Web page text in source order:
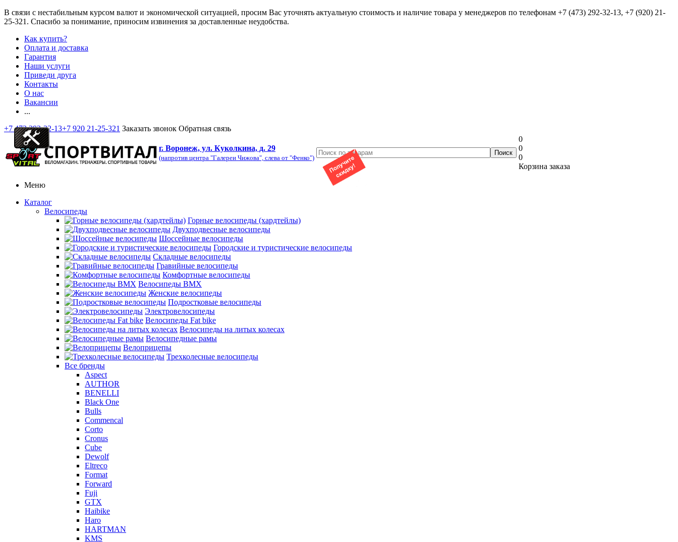
В связи с нестабильным курсом валют и экономической ситуацией, просим Вас уточнять актуальную стоимость и наличие товара у менеджеров по телефонам +7 (473) 292-32-13, +7 (920) 21-
25-321 . Спасибо за понимание, приносим извинения за доставленные неудобства.
Как купить?
Оплата и доставка
Гарантия
Наши услуги
Приведи друга
Контакты
О нас
Вакансии
...
+7 473 292-32-13+7 920 21-25-321 Заказать звонок Обратная связь
г. Воронеж, ул. Куколкина, д. 29
(напротив центра "Галереи Чижова", слева от "Фенко")
0
0
0
Корзина заказа
Меню
Каталог
Велосипеды
Горные велосипеды (хардтейлы)
Двухподвесные велосипеды
Шоссейные велосипеды
Городские и туристические велосипеды
Складные велосипеды
Гравийные велосипеды
Комфортные велосипеды
Велосипеды BMX
Женские велосипеды
Подростковые велосипеды
Электровелосипеды
Велосипеды Fat bike
Велосипеды на литых колесах
Велосипедные рамы
Велоприцепы
Трехколесные велосипеды
Все бренды
Aspect
AUTHOR
BENELLI
Black One
Bulls
Commencal
Corto
Cronus
Cube
Dewolf
Eltreco
Format
Forward
Fuji
GTX
Haibike
Haro
HARTMAN
KMS